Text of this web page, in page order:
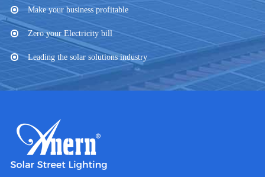
Make your business profitable
Zero your Electricity bill
Leading the solar solutions industry